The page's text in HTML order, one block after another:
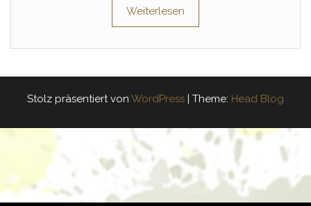
Weiterlesen
Stolz präsentiert von WordPress | Theme: Head Blog